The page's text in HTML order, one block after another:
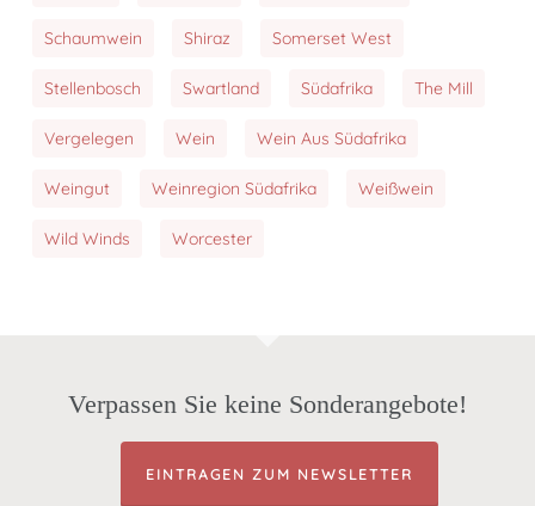
Schaumwein Shiraz Somerset West
Stellenbosch Swartland Südafrika The Mill
Vergelegen Wein Wein Aus Südafrika
Weingut Weinregion Südafrika Weißwein
Wild Winds Worcester
Verpassen Sie keine Sonderangebote!
EINTRAGEN ZUM NEWSLETTER